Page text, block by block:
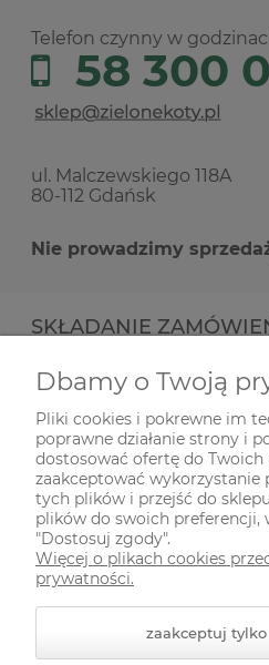
Telefon czynny w
58 300
ul. Malczewskiego 118A
80-112 Gdańsk
Nie prowadzimy
SKŁADANIE
INFORMACJE
ODWIEDŹ NAS NA
Dbamy o Twoją
Pliki cookies i pokrewne im
poprawne działanie strony i
dostosować ofertę do Twoich
zaakceptować wykorzystanie
tych plików i przejść do
plików do swoich preferencji,
"Dostosuj zgody".
Więcej o plikach cookies
prywatności.
zaakceptuj